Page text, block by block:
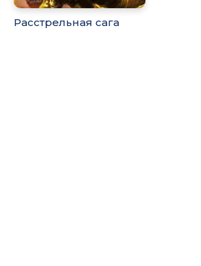
Расстрельная сага